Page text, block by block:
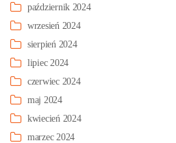
październik 2024
wrzesień 2024
sierpień 2024
lipiec 2024
czerwiec 2024
maj 2024
kwiecień 2024
marzec 2024